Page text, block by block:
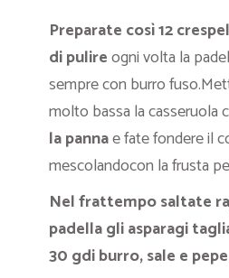
Preparate così 12
di pulireogni volta la
sempre con burro
molto bassa la casseruola
la pannae fate fondere il
mescolandocon la frusta
Nel frattempo saltate
padella gli asparagi
30 gdi burro, sale e